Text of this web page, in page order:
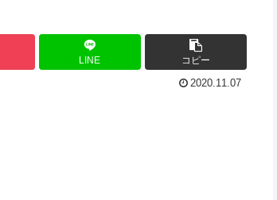
LINE コピー
2020.11.07